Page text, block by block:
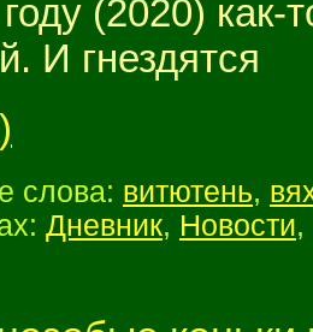
(2020) как-
И гнездятся
слова: витютень,
Дневник, Новости,